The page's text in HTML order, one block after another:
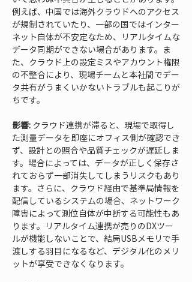
例えば、中国では海外クラウドへのアクセス
が規制されていたり、一部の国ではインター
ネット自体が不安定なため、リアルタイムな
データ同期ができない場合があります。ま
た、クラウド上の設定ミスやアカウント権限
の不整合により、現場チームと本社間でデー
タ共有がうまくいかないトラブルも起こりが
ちです。
影響: クラウド連携が滞ると、現場で取得し
た測量データを即座にオフィス側が確認でき
ず、設計との照合や品質チェックが遅延しま
す。場合によっては、データが正しく保存さ
れておらず一部消失してしまうリスクもあり
ます。さらに、クラウド経由で基準局情報を
配信しているシステムの場合、ネットワーク
障害によって測位自体が中断する可能性もあ
ります。リアルタイム連携が売りのDXツー
ルが機能しないことで、結局USBメモリで手
渡しする羽目になるなど、デジタル化のメリ
ットが享受できなくなります。